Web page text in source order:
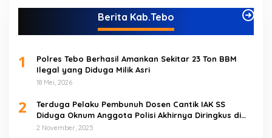
Berita Kab.Tebo
1
Polres Tebo Berhasil Amankan Sekitar 23 Ton BBM
Ilegal yang Diduga Milik Asri
18 Mei, 2026
2
Terduga Pelaku Pembunuh Dosen Cantik IAK SS
Diduga Oknum Anggota Polisi Akhirnya Diringkus di
Tebo Tengah
2 November, 2025